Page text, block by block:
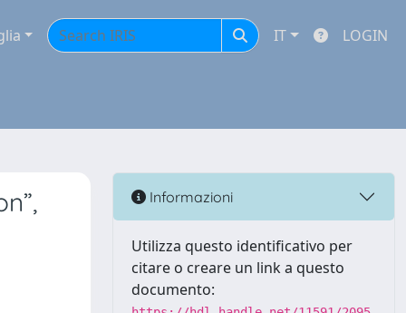
IT LOGIN
Informazioni
Utilizza questo identificativo per
citare o creare un link a questo
documento: